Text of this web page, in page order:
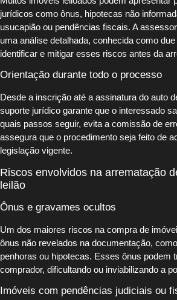
jurídicos como ônus, hipotecas não
usucapião ou pendências fiscais. A
uma análise detalhada, conhecida como
identificar e mitigar esses riscos antes da
Orientação durante todo o processo
Desde a inscrição até a assinatura do auto
suporte jurídico garante que o interessado
quais passos seguir, evita a comissão de
assegura que o procedimento seja feito de
legislação vigente.
Riscos envolvidos na arrematação
leilão
Ônus e gravames ocultos
Um dos maiores riscos na compra de
ônus não revelados na documentação,
penhoras ou hipotecas. Esses ônus podem
comprador, dificultando ou inviabilizando a
Imóveis com pendências judiciais ou